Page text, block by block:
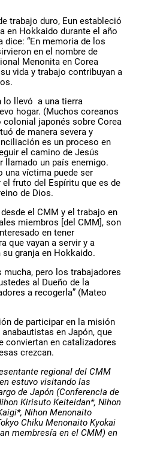
trabajo duro, Eun estableció
en Hokkaido durante el año
dice: “En memoria de los
en el nombre de
Menonita en Corea
vida y trabajo contribuyan a
lo llevó a una tierra
hogar. (Muchos coreanos
colonial japonés sobre Corea
de manera severa y
es un proceso en
el camino de Jesús
llamado un país enemigo.
una víctima puede ser
fruto del Espíritu que es de
de Dios.
el CMM y el trabajo en
miembros [del CMM], son
en tener
que vayan a servir y a
granja en Hokkaido.
mucha, pero los trabajadores
al Dueño de la
a recogerla” (Mateo
de participar en la misión
en Japón, que
conviertan en catalizadores
crezcan.
regional del CMM
estuvo visitando las
de Japón (Conferencia de
Kirisuto Keiteidan*, Nihon
Nihon Menonaito
Chiku Menonaito Kyokai
membresía en el CMM) en